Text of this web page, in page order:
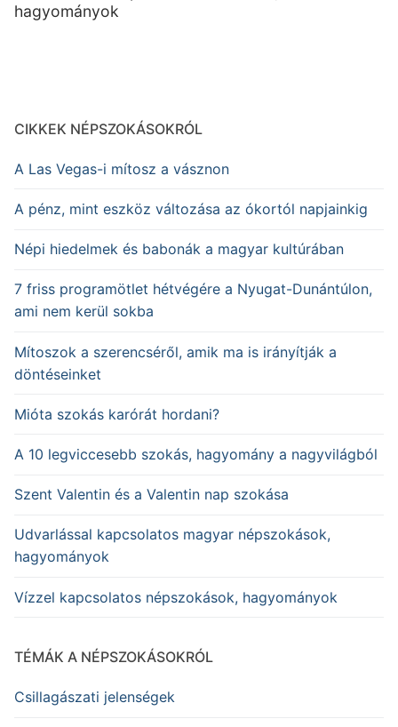
hagyományok
CIKKEK NÉPSZOKÁSOKRÓL
A Las Vegas-i mítosz a vásznon
A pénz, mint eszköz változása az ókortól napjainkig
Népi hiedelmek és babonák a magyar kultúrában
7 friss programötlet hétvégére a Nyugat-Dunántúlon,
ami nem kerül sokba
Mítoszok a szerencséről, amik ma is irányítják a
döntéseinket
Mióta szokás karórát hordani?
A 10 legviccesebb szokás, hagyomány a nagyvilágból
Szent Valentin és a Valentin nap szokása
Udvarlással kapcsolatos magyar népszokások,
hagyományok
Vízzel kapcsolatos népszokások, hagyományok
TÉMÁK A NÉPSZOKÁSOKRÓL
Csillagászati jelenségek